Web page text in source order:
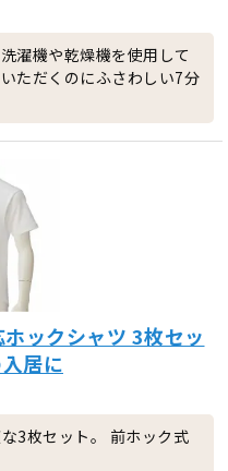
濯機や乾燥機を使用して
ただくのにふさわしい7分
ックシャツ 3枚セッ
居に
3枚セット。 前ホック式